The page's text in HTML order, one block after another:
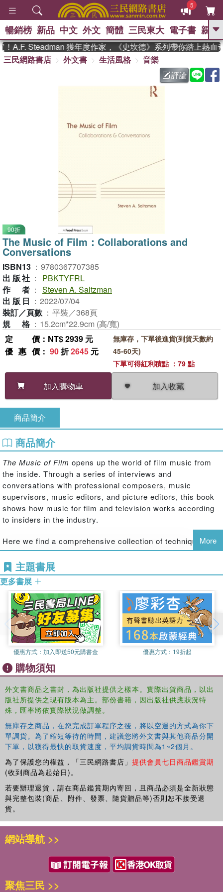
5
GO
熱搜： 東野圭吾 、
父親節 、 如果歷
暑期推薦 、 國際布克
、 方念華
暢銷榜 新品 中文 外文 簡體 三民東大 電子書 親子
A.F. Steadman 獲年度作家，《史坎德》系列帶你踏上熱血奇
三民網路書店
外文書 生活風格
音樂
評論
90折
The Music of Film：Collaborations and
Conversations
ISBN13 ： 9780367707385
出版社 ：
PBKTYFRL
作者 ： Steven A. Saltzman
出版日 ： 2022/07/04
裝訂／頁數 ： 平裝／368頁
規格 ： 15.2cm*22.9cm (高/寬)
定價 ：NT$ 2939 元
優惠價 ： 90折2645 元
加入購物車 加入收藏
無庫存，下單後進貨(到貨天數約
45-60天)
下單可得紅利積點 ：79 點
商品簡介
商品簡介
The Music of Film opens up the world of film music from
the inside. Through a series of interviews and
conversations with professional composers, music
supervisors, music editors, and picture editors, this book
shows how music for film and television works according
to insiders in the industry.
Here we find a comprehensive collection of techniques
and personal insights and get a unique perspective on how
these key players in postproduction interact, collaborate,
and successfully build their careers.
The Music of Filmis essential reading for composers,
editors, directors, and producers—aspiring and
established alike—or anyone interested in learning how to
start or manage a profession working with music in feature
films, television, and other media.
More
主題書展
更多書展
優惠方式： 加入即送50元購書金 優惠方式： 19折起
購物須知
外文書商品之書封，為出版社提供之樣本。實際出貨商品，以出
版社所提供之現有版本為主。部份書籍，因出版社供應狀況特
殊，匯率將依實際狀況做調整。
無庫存之商品，在您完成訂單程序之後，將以空運的方式為你下
單調貨。為了縮短等待的時間，建議您將外文書與其他商品分開
下單，以獲得最快的取貨速度，平均調貨時間為1~2個月。
為了保護您的權益，「三民網路書店」 提供會員七日商品鑑賞期
(收到商品為起始日)。
若要辦理退貨，請在商品鑑賞期內寄回，且商品必須是全新狀態
與完整包裝(商品、附件、發票、隨貨贈品等)否則恕不接受退
貨。
網站導航 >>
聚焦三民 >>